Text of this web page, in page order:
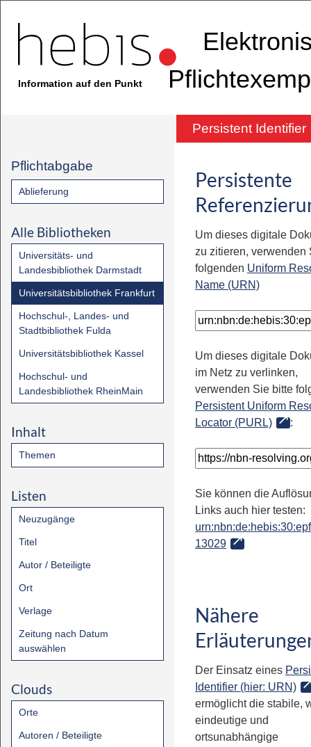
Information auf den Punkt
Persistent Identifier
Pflichtabgabe
Ablieferung
Alle Bibliotheken
Universitäts- und
Landesbibliothek Darmstadt
Universitätsbibliothek Frankfurt
Hochschul-, Landes- und
Stadtbibliothek Fulda
Universitätsbibliothek Kassel
Hochschul- und
Landesbibliothek RheinMain
Inhalt
Themen
Listen
Neuzugänge
Titel
Autor / Beteiligte
Ort
Verlage
Zeitung nach Datum
auswählen
Clouds
Orte
Autoren / Beteiligte
Persistente
Um dieses digitale
zu zitieren, verwenden
folgenden Uniform
Name (URN)
Um dieses digitale
im Netz zu verlinken,
verwenden Sie bitte
Persistent Uniform
Locator (PURL)
:
Sie können die
Links auch hier testen:
13029
Nähere
Der Einsatz eines
Identifier (hier: URN)
ermöglicht die stabile,
eindeutige und
ortsunabhängige